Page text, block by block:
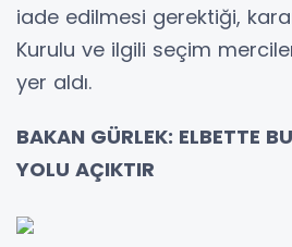
iade edilmesi gerektiği,
Kurulu ve ilgili seçim
yer aldı.
BAKAN GÜRLEK: ELBETTE
YOLU AÇIKTIR